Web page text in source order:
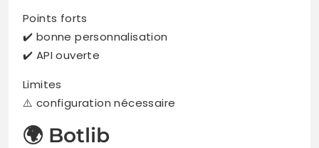
Points forts
✔️ bonne personnalisation
✔️ API ouverte
Limites
⚠️ configuration nécessaire
🌍 Botlib